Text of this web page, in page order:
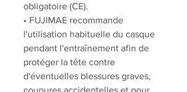
obligatoire (CE).
• FUJIMAE recommande
l'utilisation habituelle du casque
pendant l'entraînement afin de
protéger la tête contre
d'éventuelles blessures graves,
coupures accidentelles et pour